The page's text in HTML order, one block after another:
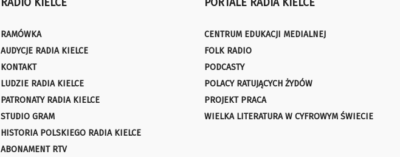
RADIO KIELCE
RAMÓWKA
AUDYCJE RADIA KIELCE
KONTAKT
LUDZIE RADIA KIELCE
PATRONATY RADIA KIELCE
STUDIO GRAM
HISTORIA POLSKIEGO RADIA KIELCE
ABONAMENT RTV
PORTALE RADIA KIELCE
CENTRUM EDUKACJI MEDIALNEJ
FOLK RADIO
PODCASTY
POLACY RATUJĄCYCH ŻYDÓW
PROJEKT PRACA
WIELKA LITERATURA W CYFROWYM ŚWIECIE